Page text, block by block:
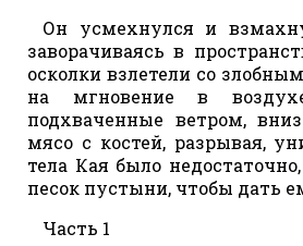
Он усмехнулся и
заворачиваясь в
осколки взлетели со
на мгновение в
подхваченные ветром,
мясо с костей, разрывая,
тела Кая было
песок пустыни, чтобы дать
Часть 1